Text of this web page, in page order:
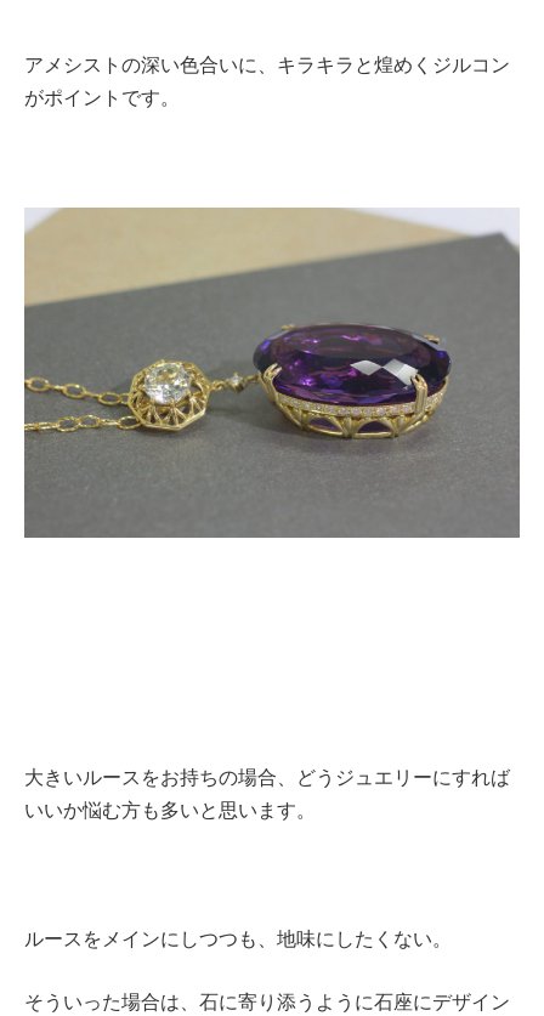
アメシストの深い色合いに、キラキラと煌めくジルコン
がポイントです。
大きいルースをお持ちの場合、どうジュエリーにすれば
いいか悩む方も多いと思います。
ルースをメインにしつつも、地味にしたくない。
そういった場合は、石に寄り添うように石座にデザイン